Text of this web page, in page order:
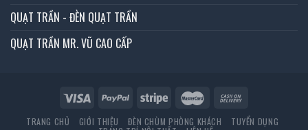
QUẠT TRẦN - ĐÈN QUẠT TRẦN
QUẠT TRẦN MR. VŨ CAO CẤP
TRANG CHỦ GIỚI THIỆU ĐÈN CHÙM PHÒNG KHÁCH TUYỂN DỤNG